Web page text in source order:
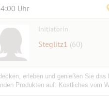
Uhr
Initiatorin
Steglitz1 (60)
erleben und genießen Sie
Produkten auf: Köstliches vom